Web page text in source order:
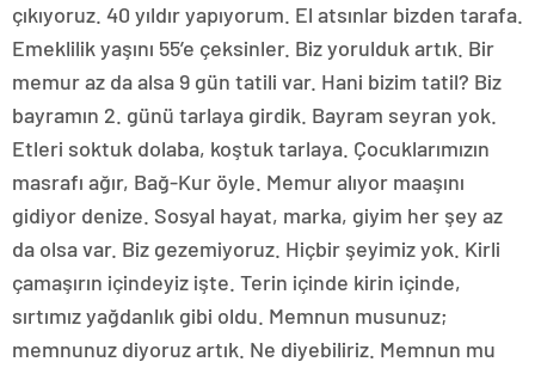
çıkıyoruz. 40 yıldır yapıyorum. El atsınlar bizden tarafa.
Emeklilik yaşını 55’e çeksinler. Biz yorulduk artık. Bir
memur az da alsa 9 gün tatili var. Hani bizim tatil? Biz
bayramın 2. günü tarlaya girdik. Bayram seyran yok.
Etleri soktuk dolaba, koştuk tarlaya. Çocuklarımızın
masrafı ağır, Bağ-Kur öyle. Memur alıyor maaşını
gidiyor denize. Sosyal hayat, marka, giyim her şey az
da olsa var. Biz gezemiyoruz. Hiçbir şeyimiz yok. Kirli
çamaşırın içindeyiz işte. Terin içinde kirin içinde,
sırtımız yağdanlık gibi oldu. Memnun musunuz;
memnunuz diyoruz artık. Ne diyebiliriz. Memnun mu